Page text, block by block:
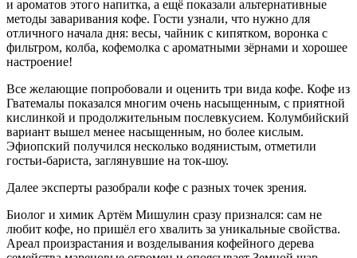
и ароматов этого напитка, а ещё показали альтернативные
методы заваривания кофе. Гости узнали, что нужно для
отличного начала дня: весы, чайник с кипятком, воронка с
фильтром, колба, кофемолка с ароматными зёрнами и хорошее
настроение!
Все желающие попробовали и оценить три вида кофе. Кофе из
Гватемалы показался многим очень насыщенным, с приятной
кислинкой и продолжительным послевкусием. Колумбийский
вариант вышел менее насыщенным, но более кислым.
Эфиопский получился несколько водянистым, отметили
гостьи-бариста, заглянувшие на ток-шоу.
Далее эксперты разобрали кофе с разных точек зрения.
Биолог и химик Артём Мишулин сразу признался: сам не
любит кофе, но пришёл его хвалить за уникальные свойства.
Ареал произрастания и возделывания кофейного дерева